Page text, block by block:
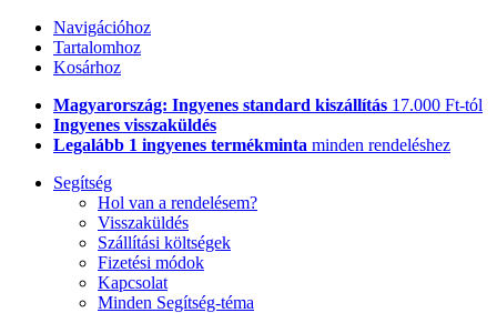
Navigációhoz
Tartalomhoz
Kosárhoz
Magyarország: Ingyenes standard kiszállítás 17.000 Ft-tól
Ingyenes visszaküldés
Legalább 1 ingyenes termékminta minden rendeléshez
Segítség
Hol van a rendelésem?
Visszaküldés
Szállítási költségek
Fizetési módok
Kapcsolat
Minden Segítség-téma